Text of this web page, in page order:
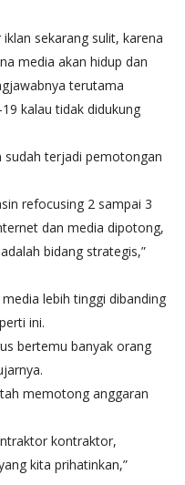
sekarang sulit, karena
media akan hidup dan
terutama
kalau tidak didukung
sudah terjadi pemotongan
refocusing 2 sampai 3
dan media dipotong,
bidang strategis,”
lebih tinggi dibanding
ini.
bertemu banyak orang
memotong anggaran
kontraktor,
kita prihatinkan,”